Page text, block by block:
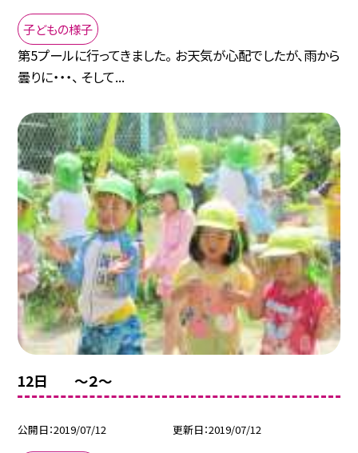
子どもの様子
第5プールに行ってきました。 お天気が心配でしたが、雨から
曇りに・・・、 そして...
12日 〜２〜
公開日 2019/07/12 更新日 2019/07/12